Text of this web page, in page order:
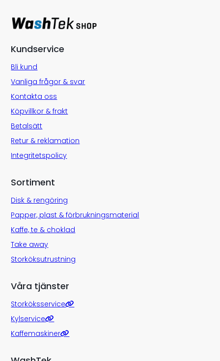
Kundservice
Bli kund
Vanliga frågor & svar
Kontakta oss
Köpvillkor & frakt
Betalsätt
Retur & reklamation
Integritetspolicy
Sortiment
Disk & rengöring
Papper, plast & förbrukningsmaterial
Kaffe, te & choklad
Take away
Storköksutrustning
Våra tjänster
Storköksservice
Kylservice
Kaffemaskiner